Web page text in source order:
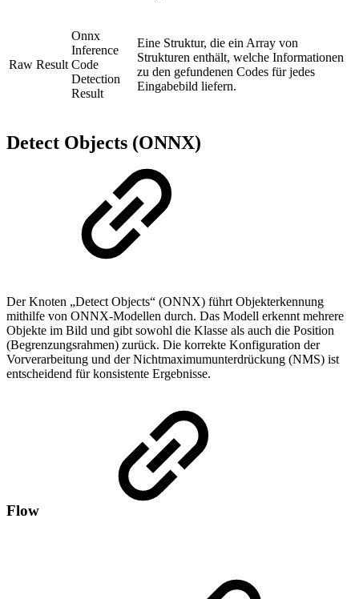
Raw Result
Onnx
Inference
Code
Detection
Result
Eine Struktur, die ein Array von
Strukturen enthält, welche Informationen
zu den gefundenen Codes für jedes
Eingabebild liefern.
Detect Objects (ONNX)
Der Knoten „Detect Objects“ (ONNX) führt Objekterkennung
mithilfe von ONNX-Modellen durch. Das Modell erkennt mehrere
Objekte im Bild und gibt sowohl die Klasse als auch die Position
(Begrenzungsrahmen) zurück. Die korrekte Konfiguration der
Vorverarbeitung und der Nichtmaximumunterdrückung (NMS) ist
entscheidend für konsistente Ergebnisse.
Flow